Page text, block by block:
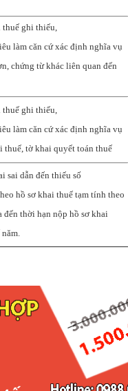
ghi thiếu,
làm căn cứ xác định nghĩa vụ
chứng từ khác liên quan đến
ghi thiếu,
làm căn cứ xác định nghĩa vụ
thuế, tờ khai quyết toán thuế
sai dẫn đến thiếu số
hồ sơ khai thuế tạm tính theo
đến thời hạn nộp hồ sơ khai